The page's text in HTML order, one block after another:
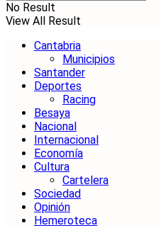
No Result
View All Result
Cantabria
Municipios
Santander
Deportes
Racing
Besaya
Nacional
Internacional
Economía
Cultura
Cartelera
Sociedad
Opinión
Hemeroteca